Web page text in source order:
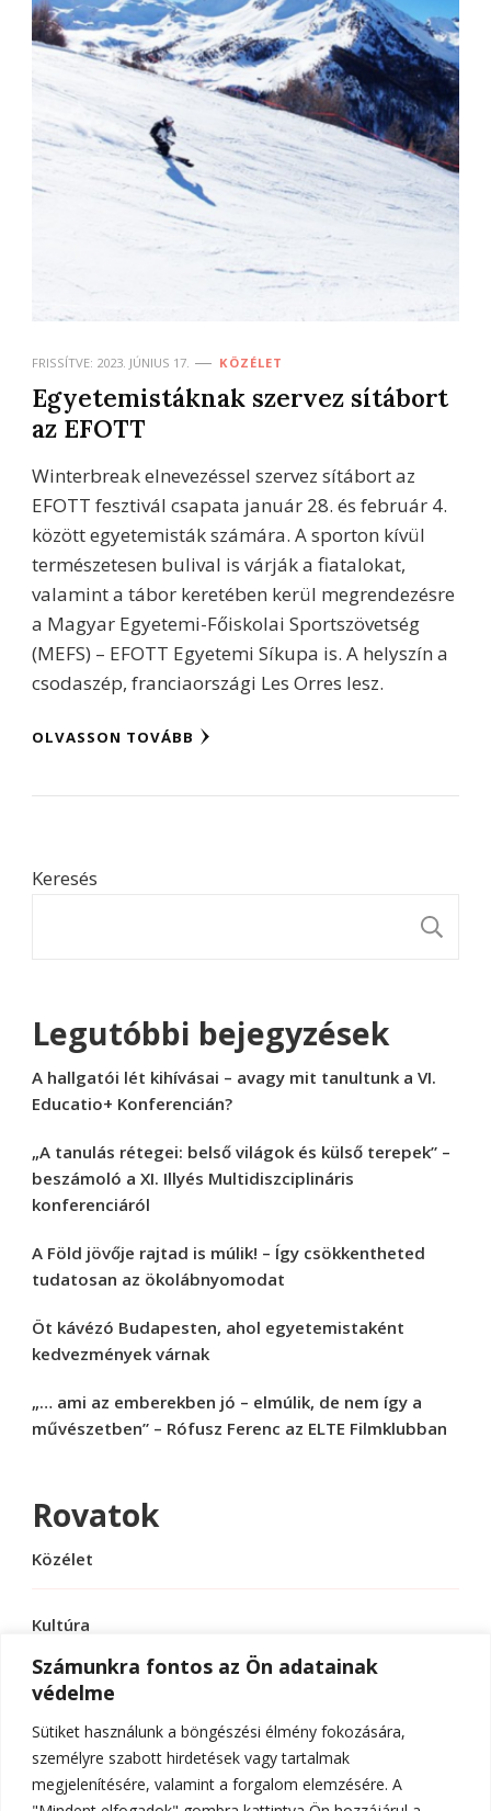
Számunkra fontos az Ön adatainak
védelme
Sütiket használunk a böngészési élmény fokozására,
személyre szabott hirdetések vagy tartalmak
megjelenítésére, valamint a forgalom elemzésére. A
FRISSÍTVE: 2023. JÚNIUS 17. KÖZÉLET
Egyetemistáknak szervez sítábort
az EFOTT
Winterbreak elnevezéssel szervez sítábort az
EFOTT fesztivál csapata január 28. és február 4.
között egyetemisták számára. A sporton kívül
természetesen bulival is várják a fiatalokat,
valamint a tábor keretében kerül megrendezésre
a Magyar Egyetemi-Főiskolai Sportszövetség
(MEFS) – EFOTT Egyetemi Síkupa is. A helyszín a
csodaszép, franciaországi Les Orres lesz.
OLVASSON TOVÁBB
Keresés
Legutóbbi bejegyzések
A hallgatói lét kihívásai – avagy mit tanultunk a VI.
Educatio+ Konferencián?
„A tanulás rétegei: belső világok és külső terepek” –
beszámoló a XI. Illyés Multidiszciplináris
konferenciáról
A Föld jövője rajtad is múlik! – Így csökkentheted
tudatosan az ökolábnyomodat
Öt kávézó Budapesten, ahol egyetemistaként
kedvezmények várnak
„… ami az emberekben jó – elmúlik, de nem így a
művészetben” – Rófusz Ferenc az ELTE Filmklubban
Rovatok
Közélet
Kultúra
Sport
Tudomány